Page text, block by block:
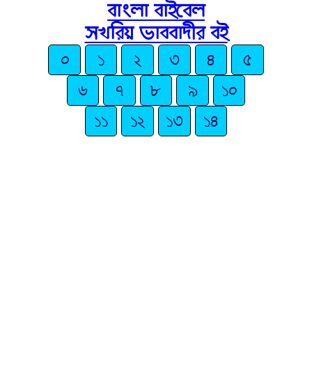
বাংলা বাইবেল
সখরিয় ভাববাদীর বই
০ ১ ২ ৩ ৪
৫
৬
৭ ৮ ৯
১০
১১
১২ ১৩ ১৪